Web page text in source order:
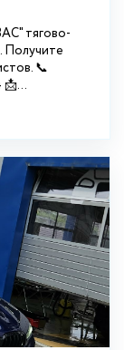
тягово-
Получите
📞